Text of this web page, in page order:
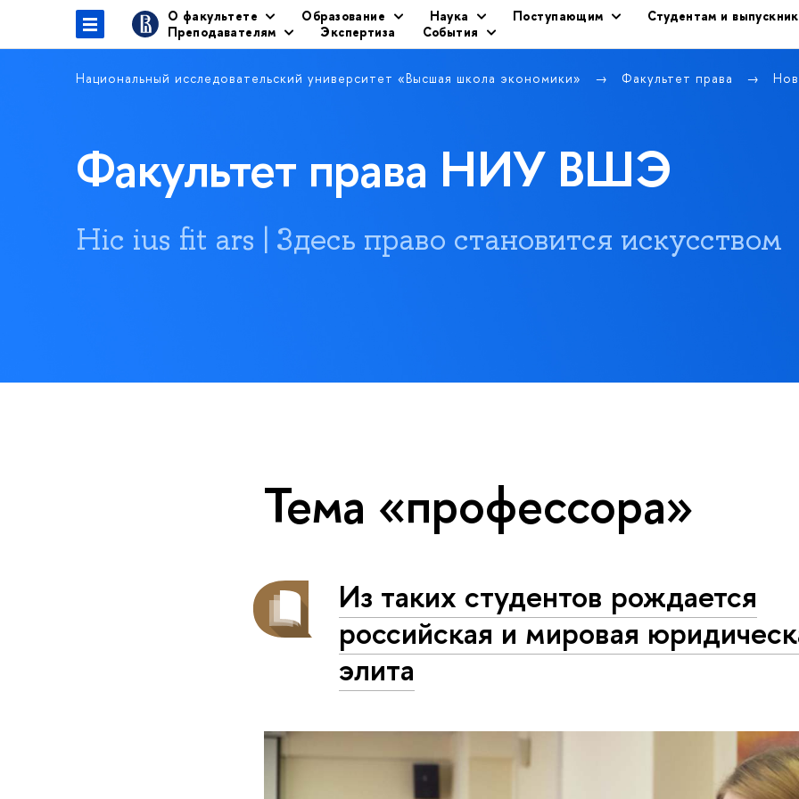
О факультете Образование Наука Поступающим
Студентам и
Преподавателям
Экспертиза События
Национальный исследовательский университет «Высшая школа экономики» Факультет права
Факультет права НИУ ВШЭ
Hic ius fit ars | Здесь право становится искусством
Тема «профессора»
Из таких студентов рождается
российская и мировая
элита